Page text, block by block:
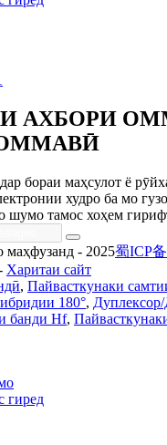
АХБОРИ
бораи маҳсулот ё
худро ба мо
шумо тамос хоҳем
- 2025蜀ICP
Харитаи сайт
, Пайвасткунаки
180°,
банди Hf,
гиред